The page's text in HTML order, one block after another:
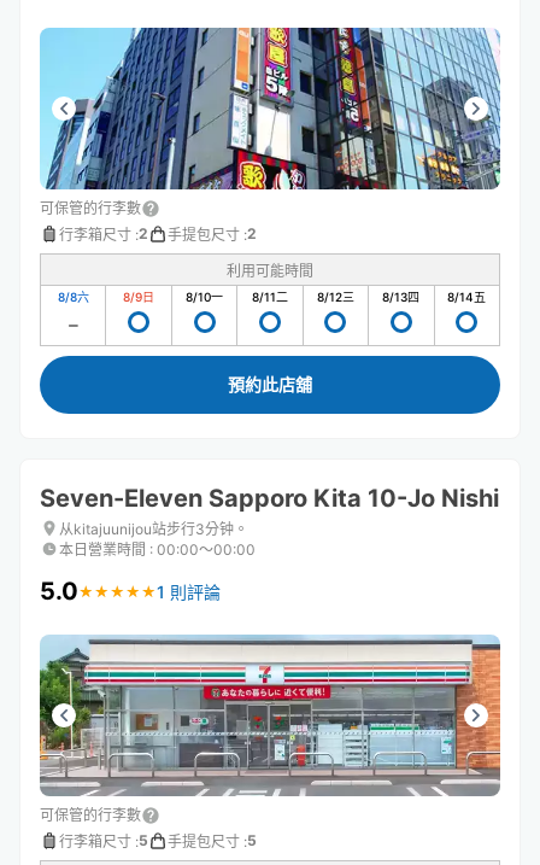
可保管的行李數
行李箱尺寸 :2 手提包尺寸 :2
利用可能時間
8/8六 8/9日 8/10一 8/11二 8/12三 8/13四 8/14五
預約此店舖
Seven-Eleven Sapporo Kita 10-Jo Nishi
从kitajuunijou站步行3分钟。
本日營業時間 : 00:00〜00:00
5.0★ ★ ★ ★ ★
★ ★ ★ ★ ★1 則評論
可保管的行李數
行李箱尺寸 :5 手提包尺寸 :5